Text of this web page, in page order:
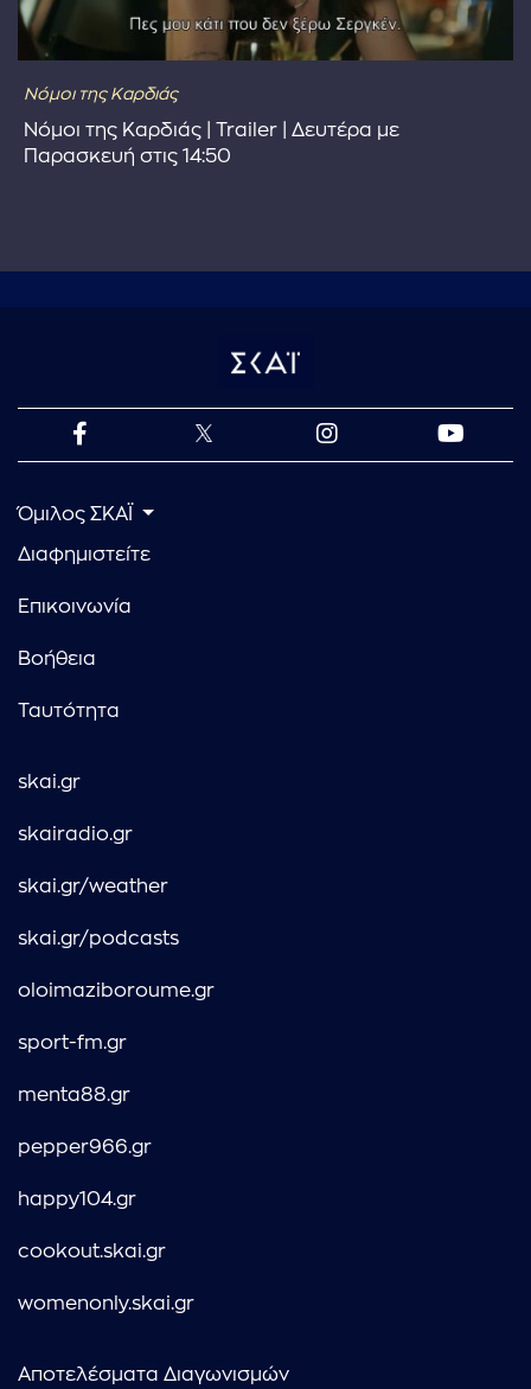
Νόμοι της Καρδιάς
Νόμοι της Καρδιάς | Trailer | Δευτέρα με
Παρασκευή στις 14:50
Όμιλος ΣΚΑΪ
Διαφημιστείτε
Επικοινωνία
Βοήθεια
Ταυτότητα
skai.gr
skairadio.gr
skai.gr/weather
skai.gr/podcasts
oloimaziboroume.gr
sport-fm.gr
menta88.gr
pepper966.gr
happy104.gr
cookout.skai.gr
womenonly.skai.gr
Αποτελέσματα Διαγωνισμών